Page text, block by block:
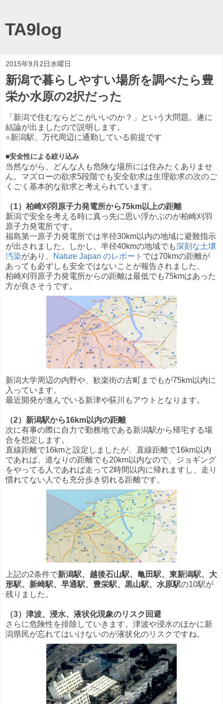
TA9log
2015年9月2日水曜日
新潟で暮らしやすい場所を調べたら豊
栄か水原の2択だった
「新潟で住むならどこがいいのか？」という大問題。遂に
結論が出ましたので説明します。
※新潟駅、万代周辺に通勤している前提です
■安全性による絞り込み
当然ながら、どんな人も危険な場所には住みたくありませ
ん。マズローの欲求5段階でも安全欲求は生理欲求の次のご
くごく基本的な欲求と考えられています。
（1）柏崎刈羽原子力発電所から75km以上の距離
新潟で安全を考える時に真っ先に思い浮かぶのが柏崎刈羽
原子力発電所です。
福島第一原子力発電所では半径30km以内の地域に避難指示
が出されました。しかし、半径40kmの地域でも深刻な土壌
汚染があり、 Nature Japan のレポート では70kmの距離が
あっても必ずしも安全ではないことが報告されました。
柏崎刈羽原子力発電所からの距離は最低でも75kmはあった
方が良さそうです。
新潟大学周辺の内野や、歓楽街の古町までもが75km以内に
入っています。
最近開発が進んでいる新津や荻川もアウトとなります。
（2）新潟駅から16km以内の距離
次に有事の際に自力で勤務地である新潟駅から帰宅する場
合を想定します。
直線距離で16kmと設定しましたが、直線距離で16km以内
であれば、道なりの距離でも20km以内なので、ジョギング
をやってる人であれば走って2時間以内に帰れますし、走り
慣れてない人でも充分歩き切れる距離です。
上記の2条件で新潟駅、越後石山駅、亀田駅、東新潟駅、大
形駅、新崎駅、早通駅、豊栄駅、黒山駅、水原駅の10駅が
残りました。
（3）津波、浸水、液状化現象のリスク回避
さらに危険性を排除していきます。津波や浸水のほかに新
潟県民が忘れてはいけないのが液状化のリスクですね。